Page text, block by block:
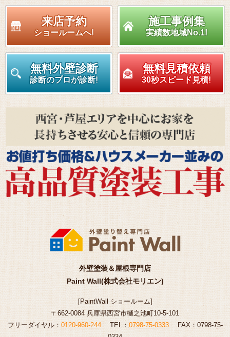
来店予約
ショールームへ!
施工事例集
実績数地域No.1!
無料外壁診断
診断のプロが診断!
無料見積依頼
30秒スピード見積!
外壁塗装＆屋根専門店
Paint Wall(株式会社モリエン)
[PaintWall ショールーム]
〒662-0084 兵庫県西宮市樋之池町10-5-101
フリーダイヤル： 0120-960-244TEL： 0798-75-0333FAX：0798-75-